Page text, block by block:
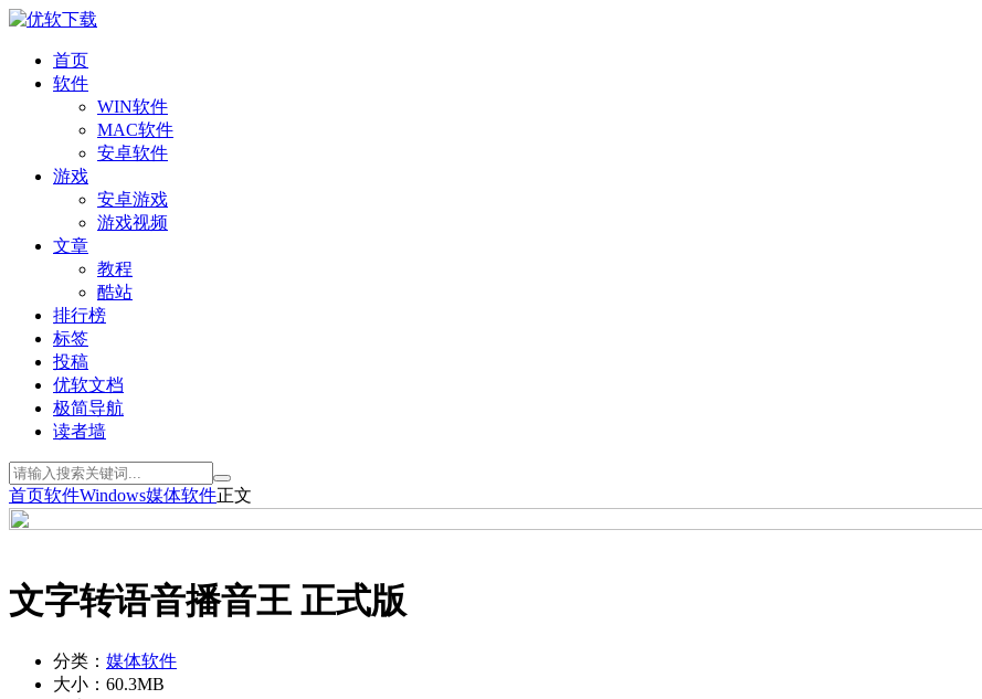
首页
软件
WIN软件
MAC软件
安卓软件
游戏
安卓游戏
游戏视频
文章
教程
酷站
排行榜
标签
投稿
优软文档
极简导航
读者墙
首页软件Windows媒体软件正文
文字转语音播音王 正式版
分类： 媒体软件
大小： 60.3MB